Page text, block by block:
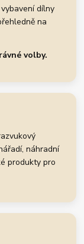
dílny
na
volby.
náhradní
produkty pro